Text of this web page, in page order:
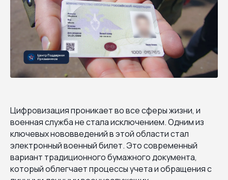
Цифровизация проникает во все сферы жизни, и
военная служба не стала исключением. Одним из
ключевых нововведений в этой области стал
электронный военный билет. Это современный
вариант традиционного бумажного документа,
который облегчает процессы учета и обращения с